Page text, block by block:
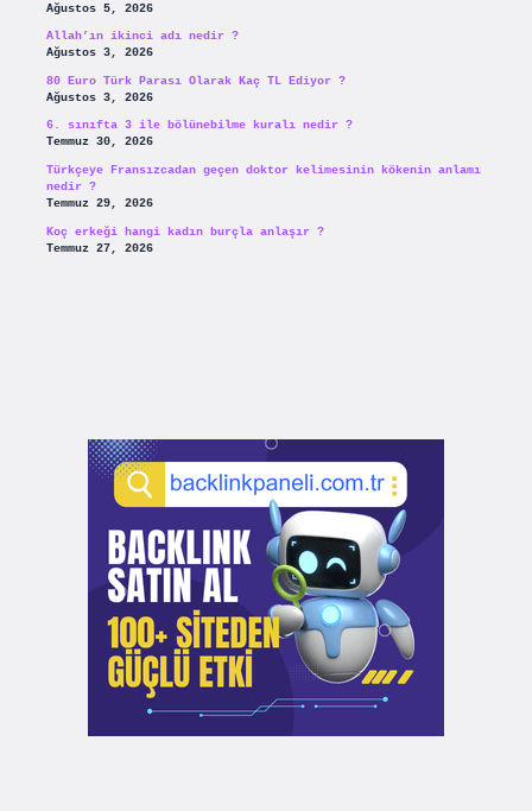
Ağustos 5, 2026
Allah’ın ikinci adı nedir ?
Ağustos 3, 2026
80 Euro Türk Parası Olarak Kaç TL Ediyor ?
Ağustos 3, 2026
6. sınıfta 3 ile bölünebilme kuralı nedir ?
Temmuz 30, 2026
Türkçeye Fransızcadan geçen doktor kelimesinin kökenin anlamı
nedir ?
Temmuz 29, 2026
Koç erkeği hangi kadın burçla anlaşır ?
Temmuz 27, 2026